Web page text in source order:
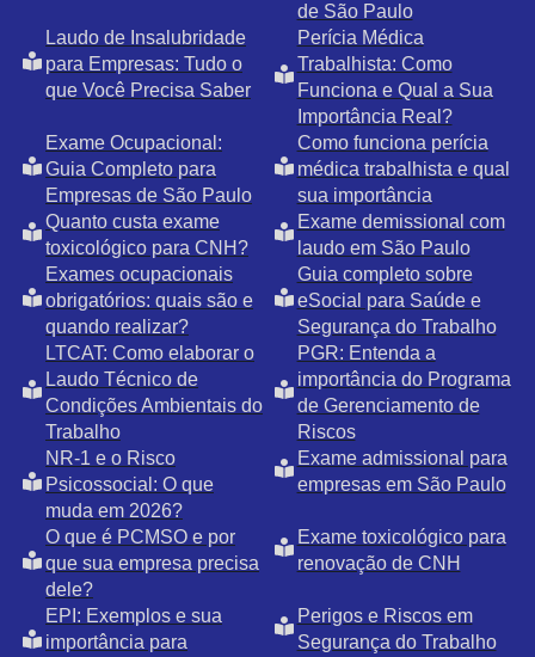
de São Paulo
Laudo de Insalubridade
para Empresas: Tudo o
que Você Precisa Saber
Perícia Médica
Trabalhista: Como
Funciona e Qual a Sua
Importância Real?
Exame Ocupacional:
Guia Completo para
Empresas de São Paulo
Como funciona perícia
médica trabalhista e qual
sua importância
Quanto custa exame
toxicológico para CNH?
Exame demissional com
laudo em São Paulo
Exames ocupacionais
obrigatórios: quais são e
quando realizar?
Guia completo sobre
eSocial para Saúde e
Segurança do Trabalho
LTCAT: Como elaborar o
Laudo Técnico de
Condições Ambientais do
Trabalho
PGR: Entenda a
importância do Programa
de Gerenciamento de
Riscos
NR-1 e o Risco
Psicossocial: O que
muda em 2026?
Exame admissional para
empresas em São Paulo
O que é PCMSO e por
que sua empresa precisa
dele?
Exame toxicológico para
renovação de CNH
EPI: Exemplos e sua
importância para
Perigos e Riscos em
Segurança do Trabalho